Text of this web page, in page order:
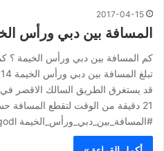
2017-04-15
المسافة بين دبي ورأس
كم المسافة بين دبي ورأس الخيمة ؟
21 دقيقة من الوقت لتقطع
#المسافة_بين_دبي_ورأس_الخيمة hglsht, fdk ]fd .vbs hgodl,